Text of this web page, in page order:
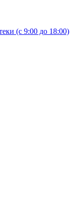
(с 9:00 до 18:00)